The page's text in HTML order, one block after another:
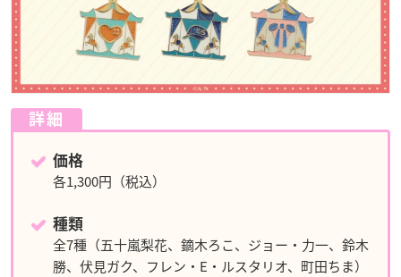
詳細
価格
各1,300円（税込）
種類
全7種（五十嵐梨花、鏑木ろこ、ジョー・力一、鈴木
勝、伏見ガク、フレン・E・ルスタリオ、町田ちま）